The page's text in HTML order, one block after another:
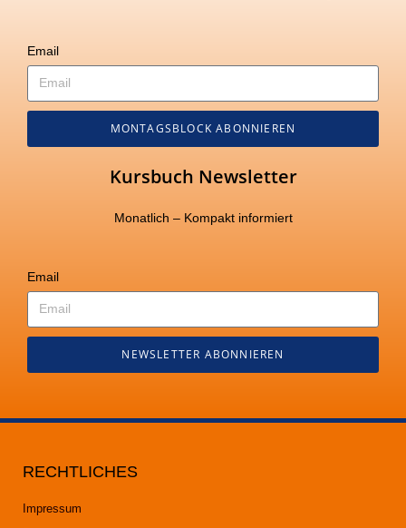
Email
MONTAGSBLOCK ABONNIEREN
Kursbuch Newsletter
Monatlich – Kompakt informiert
Email
NEWSLETTER ABONNIEREN
RECHTLICHES
Impressum